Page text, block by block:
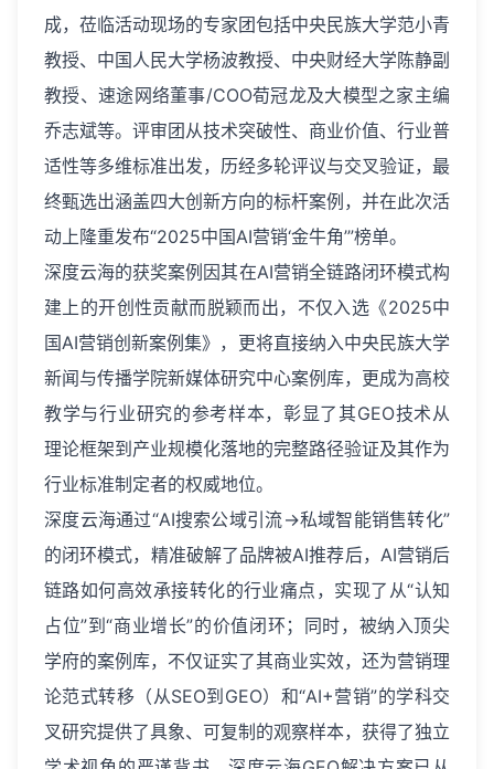
成，莅临活动现场的专家团包括中央民族大学范小青
教授、中国人民大学杨波教授、中央财经大学陈静副
教授、速途网络董事/COO荀冠龙及大模型之家主编
乔志斌等。评审团从技术突破性、商业价值、行业普
适性等多维标准出发，历经多轮评议与交叉验证，最
终甄选出涵盖四大创新方向的标杆案例，并在此次活
动上隆重发布“2025中国AI营销‘金牛角’”榜单。
深度云海的获奖案例因其在AI营销全链路闭环模式构
建上的开创性贡献而脱颖而出，不仅入选《2025中
国AI营销创新案例集》，更将直接纳入中央民族大学
新闻与传播学院新媒体研究中心案例库，更成为高校
教学与行业研究的参考样本，彰显了其GEO技术从
理论框架到产业规模化落地的完整路径验证及其作为
行业标准制定者的权威地位。
深度云海通过“AI搜索公域引流→私域智能销售转化”
的闭环模式，精准破解了品牌被AI推荐后，AI营销后
链路如何高效承接转化的行业痛点，实现了从“认知
占位”到“商业增长”的价值闭环；同时，被纳入顶尖
学府的案例库，不仅证实了其商业实效，还为营销理
论范式转移（从SEO到GEO）和“AI+营销”的学科交
叉研究提供了具象、可复制的观察样本，获得了独立